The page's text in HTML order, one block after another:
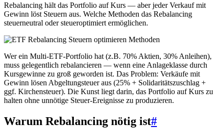
Rebalancing hält das Portfolio auf Kurs — aber jeder Verkauf mit
Gewinn löst Steuern aus. Welche Methoden das Rebalancing
steuerneutral oder steueroptimiert ermöglichen.
Wer ein Multi-ETF-Portfolio hat (z.B. 70% Aktien, 30% Anleihen),
muss gelegentlich rebalancieren — wenn eine Anlageklasse durch
Kursgewinne zu groß geworden ist. Das Problem: Verkäufe mit
Gewinn lösen Abgeltungsteuer aus (25% + Solidaritätszuschlag +
ggf. Kirchensteuer). Die Kunst liegt darin, das Portfolio auf Kurs zu
halten ohne unnötige Steuer-Ereignisse zu produzieren.
Warum Rebalancing nötig ist#